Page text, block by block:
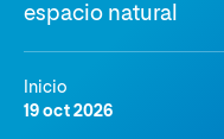
espacio natural
Inicio
19 oct 2026